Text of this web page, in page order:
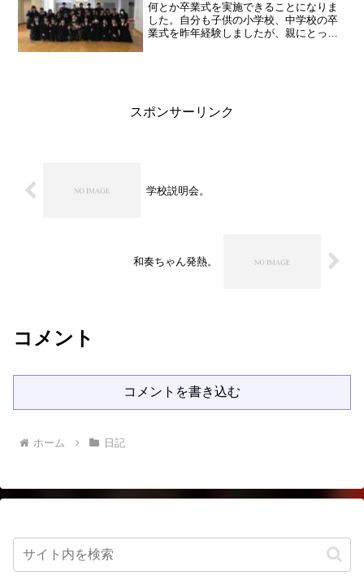
何とか卒業式を実施できることになりま
した。自分も子供の小学校、中学校の卒
業式を昨年経験しましたが、親にとって
スポンサーリンク
学校説明会。
和奏ちゃん発熱。
コメント
コメントを書き込む
ホーム 日記